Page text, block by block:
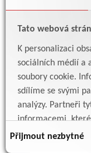
Tato webová
K personalizaci
sociálních médií a
soubory cookie.
sdílíme se svými
analýzy. Partneři
informacemi,
důsledku toho, že
Přijmout nezbytné